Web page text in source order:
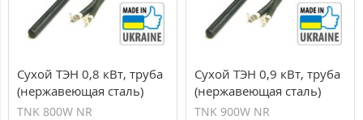
Сухой ТЭН 0,8 кВт, труба
(нержавеющая сталь)
TNK 800W NR
Сухой ТЭН 0,9 кВт, труба
(нержавеющая сталь)
TNK 900W NR